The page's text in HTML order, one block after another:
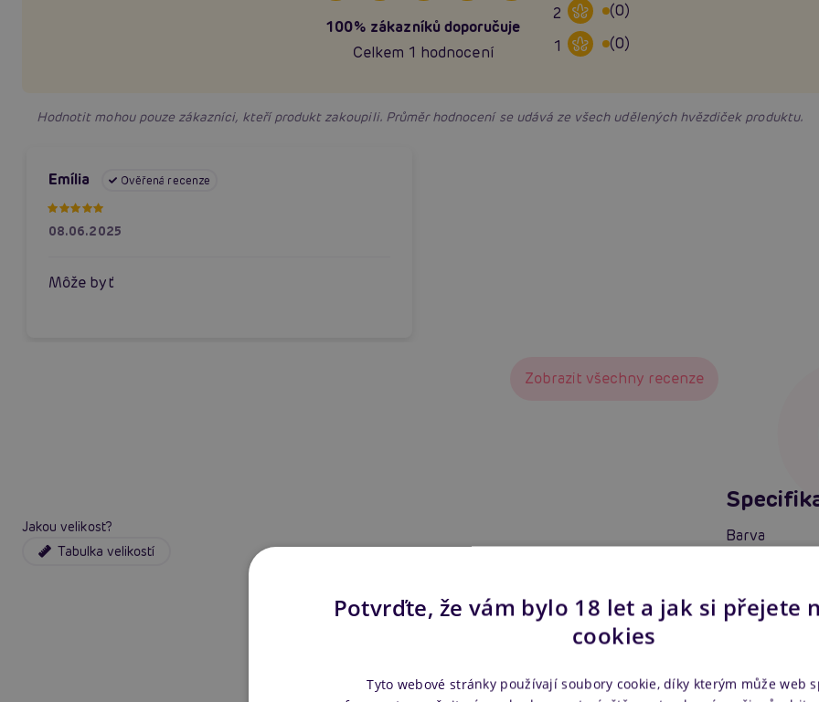
100% zákazníků doporučuje
Celkem 1 hodnocení
2
(0)
1
(0)
Hodnotit mohou pouze zákazníci, kteří produkt zakoupili. Průměr hodnocení se udává ze všech udělených hvězdiček produktu.
Emília Ověřená recenze
08.06.2025
Môže byť
Zobrazit všechny recenze
Jakou velikost?
Tabulka velikostí
Barva
Velikost
Elastický
Potvrďte, že vám bylo 18 let a jak si přejete
cookies
Tyto webové stránky používají soubory cookie, díky kterým může web